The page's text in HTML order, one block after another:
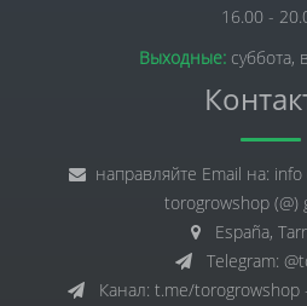
16.00 -
Выходные: суббота,
направляйте Email на: info
torogrowshop (@)
España,
Telegram:
Канал: t.me/torogrowshop